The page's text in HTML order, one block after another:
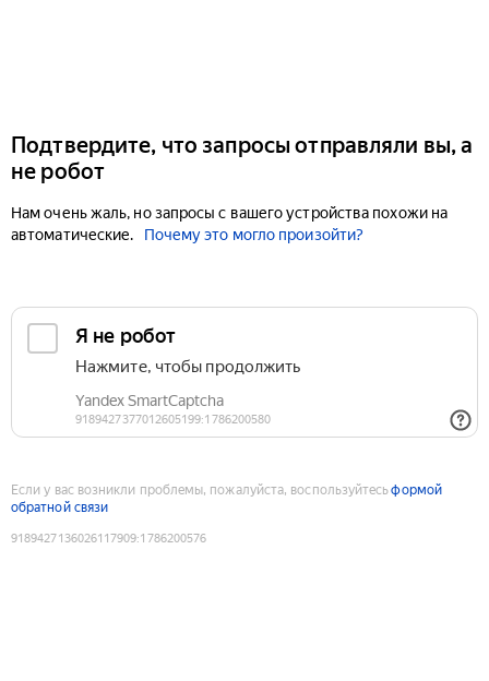
Подтвердите, что запросы отправляли вы, а
не робот
Нам очень жаль, но запросы с вашего устройства похожи на
автоматические.
Почему это могло произойти?
Если у вас возникли проблемы, пожалуйста, воспользуйтесьформой
обратной связи
9189427136026117909:1786200576